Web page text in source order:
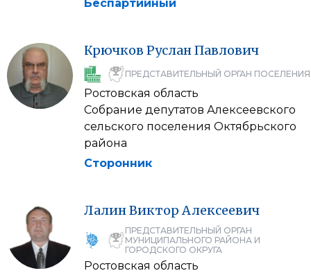
Беспартийный
Крючков РусланПавлович
ПРЕДСТАВИТЕЛЬНЫЙ ОРГАН ПОСЕЛЕНИЯ
Ростовская область
Собрание депутатов Алексеевского
сельского поселения Октябрьского
района
Сторонник
ЛалинВиктор Алексеевич
ПРЕДСТАВИТЕЛЬНЫЙ ОРГАН
МУНИЦИПАЛЬНОГО РАЙОНА И
ГОРОДСКОГО ОКРУГА
Ростовская область